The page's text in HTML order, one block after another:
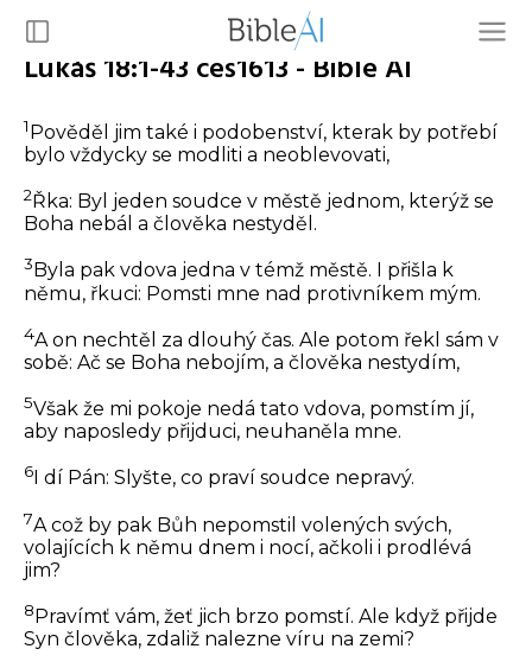
Lukáš 18:1-43 ces1613 - Bible AI
1Pověděl jim také i podobenství, kterak by potřebí
bylo vždycky se modliti a neoblevovati,
2Řka: Byl jeden soudce v městě jednom, kterýž se
Boha nebál a člověka nestyděl.
3 Byla pak vdova jedna v témž městě. I přišla k
němu, řkuci: Pomsti mne nad protivníkem mým.
4A on nechtěl za dlouhý čas. Ale potom řekl sám v
sobě: Ač se Boha nebojím, a člověka nestydím,
5Však že mi pokoje nedá tato vdova, pomstím jí,
aby naposledy přijduci, neuhaněla mne.
6 I dí Pán: Slyšte, co praví soudce nepravý.
7A což by pak Bůh nepomstil volených svých,
volajících k němu dnem i nocí, ačkoli i prodlévá
jim?
8 Pravímť vám, žeť jich brzo pomstí. Ale když přijde
Syn člověka, zdaliž nalezne víru na zemi?